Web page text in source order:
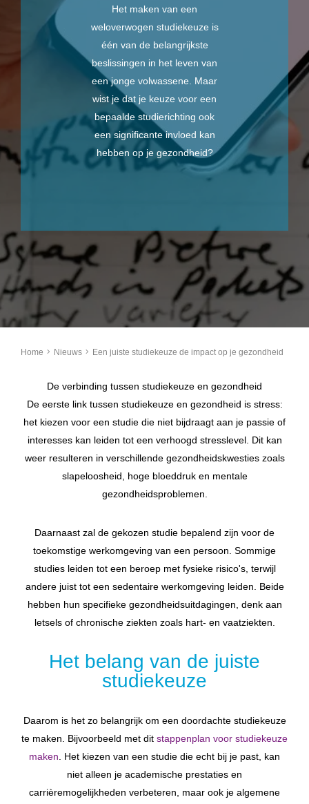
Het maken van een
weloverwogen studiekeuze is
één van de belangrijkste
beslissingen in het leven van
een jonge volwassene. Maar
wist je dat je keuze voor een
bepaalde studierichting ook
een significante invloed kan
hebben op je gezondheid?
Home Nieuws Een juiste studiekeuze de impact op je gezondheid
De verbinding tussen studiekeuze en gezondheid
De eerste link tussen studiekeuze en gezondheid is stress:
het kiezen voor een studie die niet bijdraagt aan je passie of
interesses kan leiden tot een verhoogd stresslevel. Dit kan
weer resulteren in verschillende gezondheidskwesties zoals
slapeloosheid, hoge bloeddruk en mentale
gezondheidsproblemen.
Daarnaast zal de gekozen studie bepalend zijn voor de
toekomstige werkomgeving van een persoon. Sommige
studies leiden tot een beroep met fysieke risico's, terwijl
andere juist tot een sedentaire werkomgeving leiden. Beide
hebben hun specifieke gezondheidsuitdagingen, denk aan
letsels of chronische ziekten zoals hart- en vaatziekten.
Het belang van de juiste
studiekeuze
Daarom is het zo belangrijk om een doordachte studiekeuze
te maken. Bijvoorbeeld met dit stappenplan voor studiekeuze
maken . Het kiezen van een studie die echt bij je past, kan
niet alleen je academische prestaties en
carrièremogelijkheden verbeteren, maar ook je algemene